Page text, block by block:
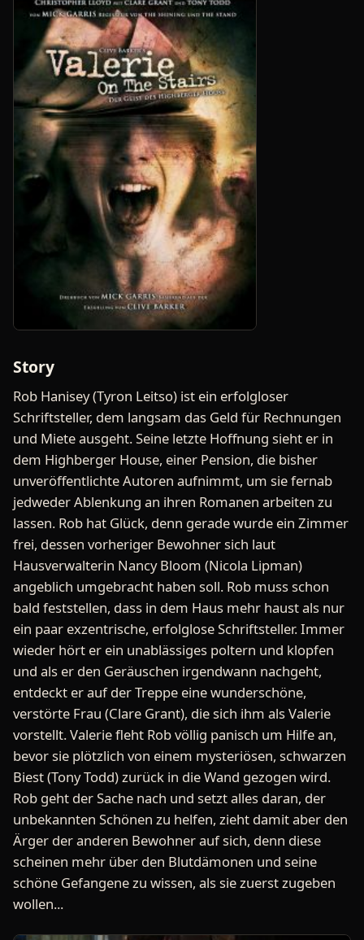
Story
Rob Hanisey (Tyron Leitso) ist ein erfolgloser
Schriftsteller, dem langsam das Geld für Rechnungen
und Miete ausgeht. Seine letzte Hoffnung sieht er in
dem Highberger House, einer Pension, die bisher
unveröffentlichte Autoren aufnimmt, um sie fernab
jedweder Ablenkung an ihren Romanen arbeiten zu
lassen. Rob hat Glück, denn gerade wurde ein Zimmer
frei, dessen vorheriger Bewohner sich laut
Hausverwalterin Nancy Bloom (Nicola Lipman)
angeblich umgebracht haben soll. Rob muss schon
bald feststellen, dass in dem Haus mehr haust als nur
ein paar exzentrische, erfolglose Schriftsteller. Immer
wieder hört er ein unablässiges poltern und klopfen
und als er den Geräuschen irgendwann nachgeht,
entdeckt er auf der Treppe eine wunderschöne,
verstörte Frau (Clare Grant), die sich ihm als Valerie
vorstellt. Valerie fleht Rob völlig panisch um Hilfe an,
bevor sie plötzlich von einem mysteriösen, schwarzen
Biest (Tony Todd) zurück in die Wand gezogen wird.
Rob geht der Sache nach und setzt alles daran, der
unbekannten Schönen zu helfen, zieht damit aber den
Ärger der anderen Bewohner auf sich, denn diese
scheinen mehr über den Blutdämonen und seine
schöne Gefangene zu wissen, als sie zuerst zugeben
wollen...